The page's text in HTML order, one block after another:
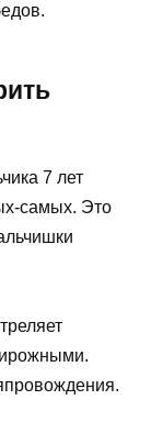
7 лет
самых. Это